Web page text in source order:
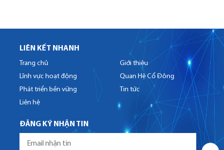
LIÊN KẾT NHANH
Trang chủ
Giới thiệu
Lĩnh vực hoạt động
Quan Hệ Cổ Đông
Phát triển bền vững
Tin tức
Liên hệ
ĐĂNG KÝ NHẬN TIN